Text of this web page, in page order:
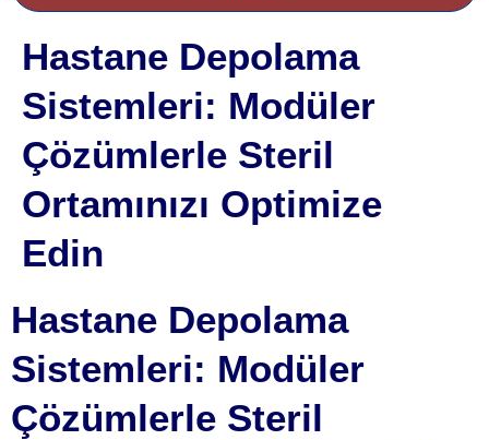
Hastane Depolama
Sistemleri: Modüler
Çözümlerle Steril
Ortamınızı Optimize
Edin
Hastane Depolama
Sistemleri: Modüler
Çözümlerle Steril